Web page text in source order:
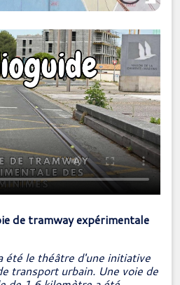
de tramway expérimentale
été le théâtre d'une initiative
transport urbain. Une voie de